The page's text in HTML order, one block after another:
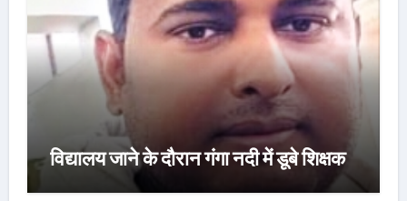
विद्यालय जाने के दौरान गंगा नदी में डूबे शिक्षक